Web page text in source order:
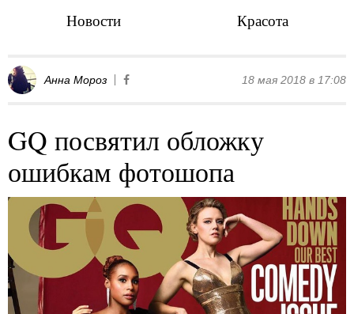
Новости Красота
Анна Мороз 18 мая 2018 в 17:08
GQ посвятил обложку
ошибкам фотошопа